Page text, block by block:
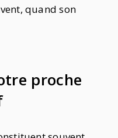
quand son
proche